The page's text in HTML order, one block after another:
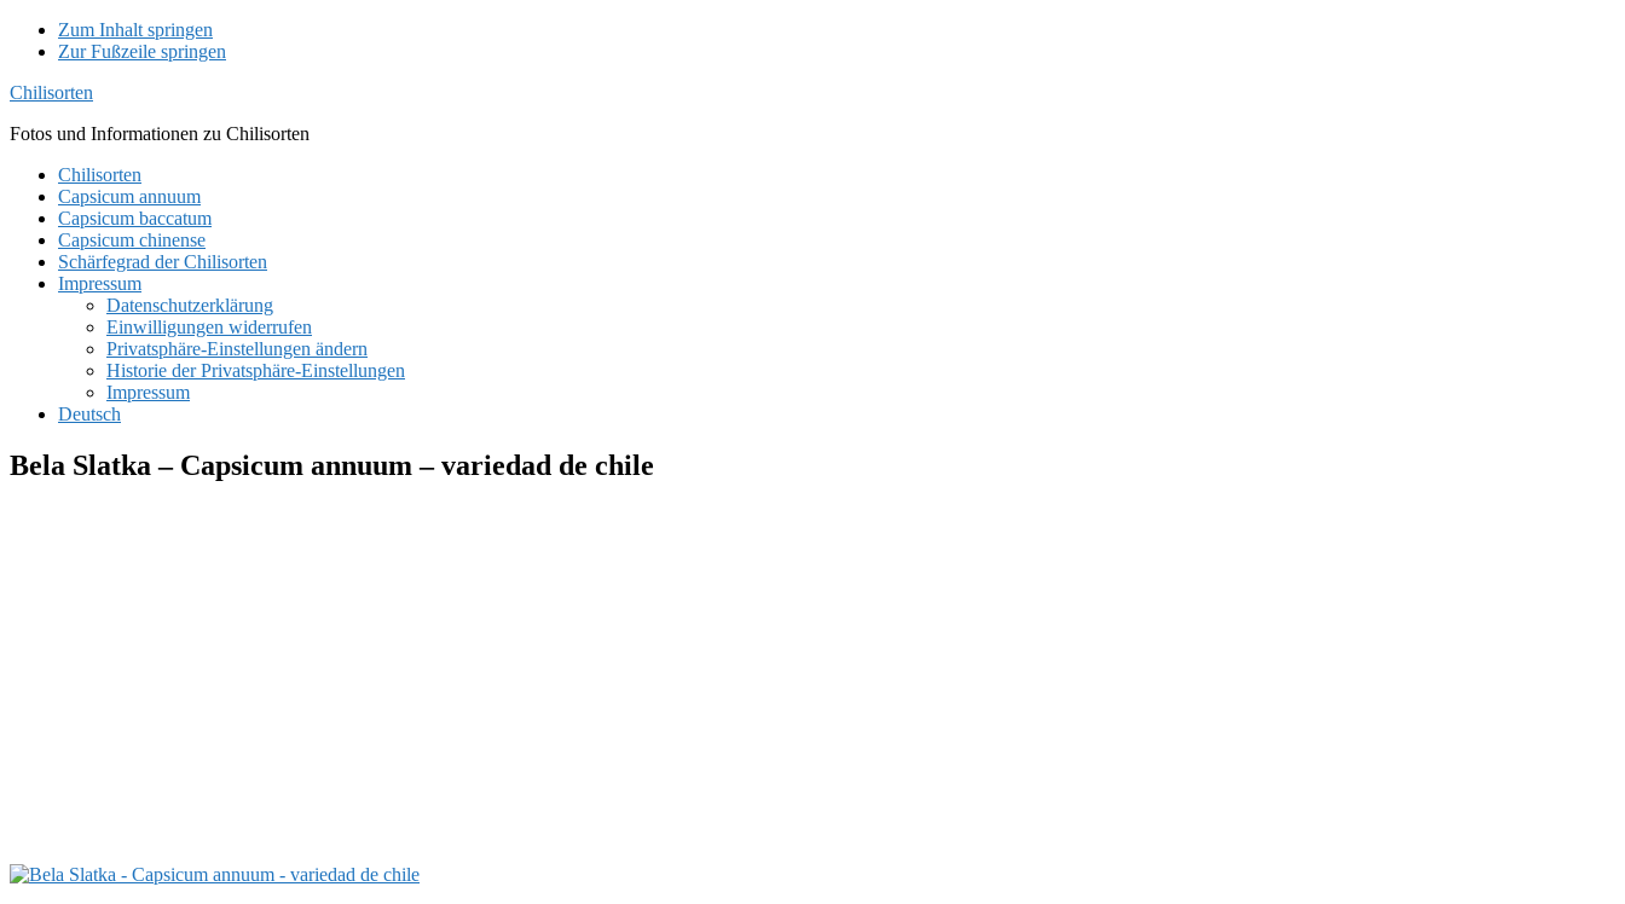
Zum Inhalt springen
Zur Fußzeile springen
Chilisorten
Fotos und Informationen zu Chilisorten
Chilisorten
Capsicum annuum
Capsicum baccatum
Capsicum chinense
Schärfegrad der Chilisorten
Impressum
Datenschutzerklärung
Einwilligungen widerrufen
Privatsphäre-Einstellungen ändern
Historie der Privatsphäre-Einstellungen
Impressum
Deutsch
Bela Slatka – Capsicum annuum – variedad de chile